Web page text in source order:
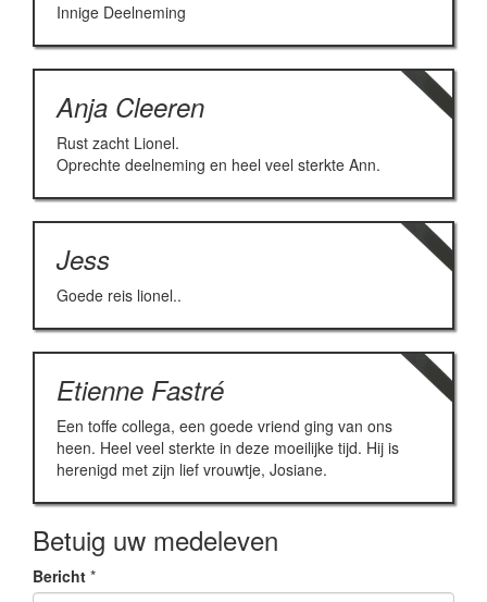
Innige Deelneming
Anja Cleeren
Rust zacht Lionel.
Oprechte deelneming en heel veel sterkte Ann.
Jess
Goede reis lionel..
Etienne Fastré
Een toffe collega, een goede vriend ging van ons
heen. Heel veel sterkte in deze moeilijke tijd. Hij is
herenigd met zijn lief vrouwtje, Josiane.
Betuig uw medeleven
Bericht *